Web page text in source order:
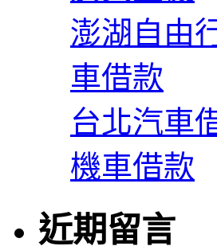
澎湖自由
車借款
台北汽車
機車借款
近期留言